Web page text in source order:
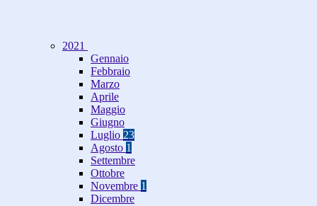
2021
Gennaio
Febbraio
Marzo
Aprile
Maggio
Giugno
Luglio 23
Agosto 1
Settembre
Ottobre
Novembre 1
Dicembre